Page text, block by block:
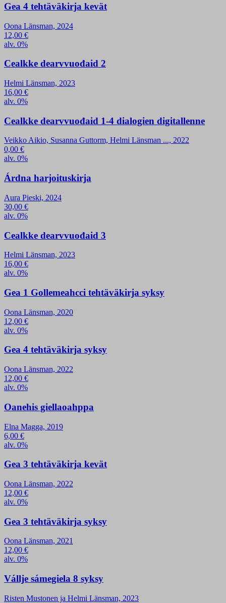
Gea 4 tehtäväkirja kevät
Oona Länsman, 2024
12,00 €
alv. 0%
Cealkke dearvvuođaid 2
Helmi Länsman, 2023
16,00 €
alv. 0%
Cealkke dearvvuođaid 1-4 dialogien digitallenne
Veikko Aikio, Susanna Guttorm, Helmi Länsman ..., 2022
0,00 €
alv. 0%
Árdna harjoituskirja
Aura Pieski, 2024
30,00 €
alv. 0%
Cealkke dearvvuođaid 3
Helmi Länsman, 2023
16,00 €
alv. 0%
Gea 1 Gollemeahcci tehtäväkirja syksy
Oona Länsman, 2020
12,00 €
alv. 0%
Gea 4 tehtäväkirja syksy
Oona Länsman, 2022
12,00 €
alv. 0%
Oanehis giellaoahppa
Elna Magga, 2019
6,00 €
alv. 0%
Gea 3 tehtäväkirja kevät
Oona Länsman, 2022
12,00 €
alv. 0%
Gea 3 tehtäväkirja syksy
Oona Länsman, 2021
12,00 €
alv. 0%
Vállje sámegiela 8 syksy
Risten Mustonen ja Helmi Länsman, 2023